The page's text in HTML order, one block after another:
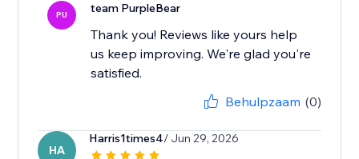
PU team PurpleBear
Thank you! Reviews like yours help
us keep improving. We're glad you're
satisfied.
Behulpzaam (0)
HA
Harris1times4/ Jun 29, 2026